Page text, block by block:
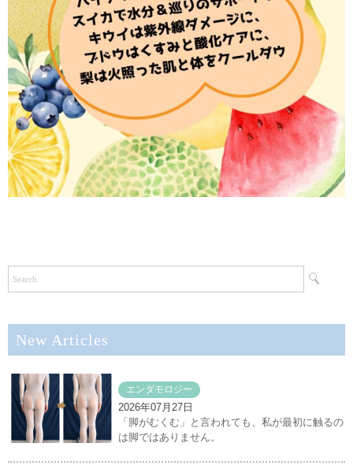
New Articles
エンダモロジー
2026年07月27日
「脚がむくむ」と言われても、私が最初に触るの
は脚ではありません。